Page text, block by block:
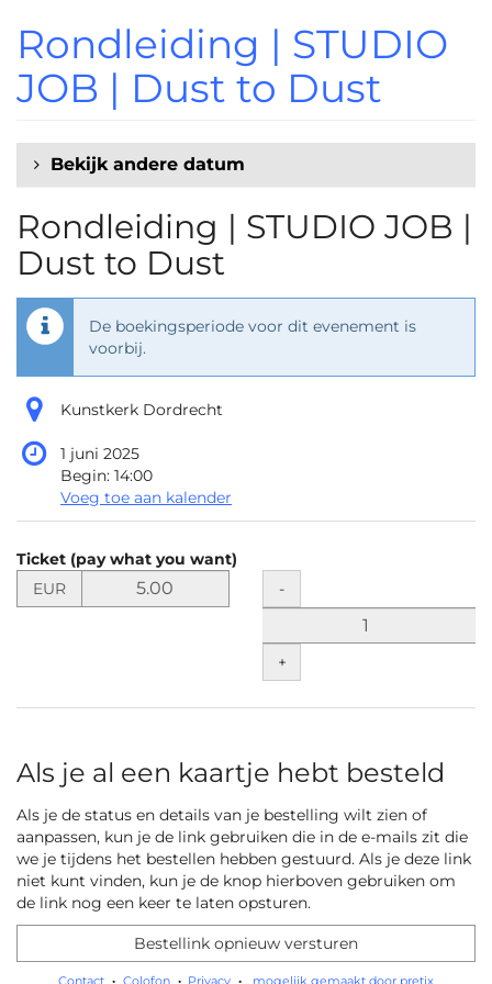
hoofdinhoud
Rondleiding | STUDIO
JOB | Dust to Dust
Bekijk andere datum
Rondleiding | STUDIO JOB |
Dust to Dust
De boekingsperiode voor dit evenement is
voorbij.
Kunstkerk Dordrecht
1 juni 2025
Begin: 14:00
Voeg toe aan kalender
Niet-
gecategoriseerde
Ticket (pay what you want)
Stel
de
voor
what
want)
EUR Hoeveelheid
-
+
Als je al een kaartje hebt besteld
Als je de status en details van je bestelling wilt zien of
aanpassen, kun je de link gebruiken die in de e-mails zit die
we je tijdens het bestellen hebben gestuurd. Als je deze link
niet kunt vinden, kun je de knop hierboven gebruiken om
de link nog een keer te laten opsturen.
Bestellink opnieuw versturen
Contact Colofon Privacy mogelijk gemaakt door pretix